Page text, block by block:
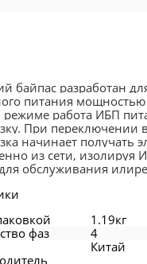
байпас разработан
питания
работа ИБП
При переключении
начинает получать
из сети, изолируя
обслуживания
1.19кг
фаз
4
Китай